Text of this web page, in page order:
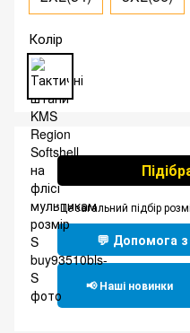
Колір
*Це загальний підбір
💬 Допомога
📢 Наші новинки